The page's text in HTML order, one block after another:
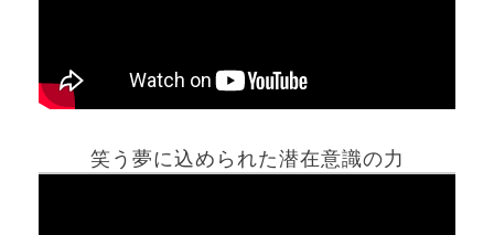
笑う夢に込められた潜在意識の力